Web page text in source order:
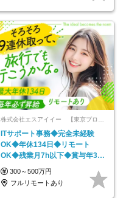
ITサポート事務◆完全未経験
OK◆年休134日◆リモート
OK◆残業月7h以下◆賞与年3回
◆5年目まで必ず昇給
300～500万円
フルリモートあり